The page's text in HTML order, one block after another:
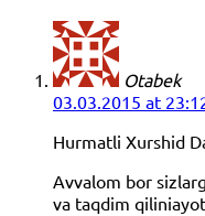
Otabek
03.03.2015 at
Hurmatli Xurshid
Avvalom bor
va taqdim